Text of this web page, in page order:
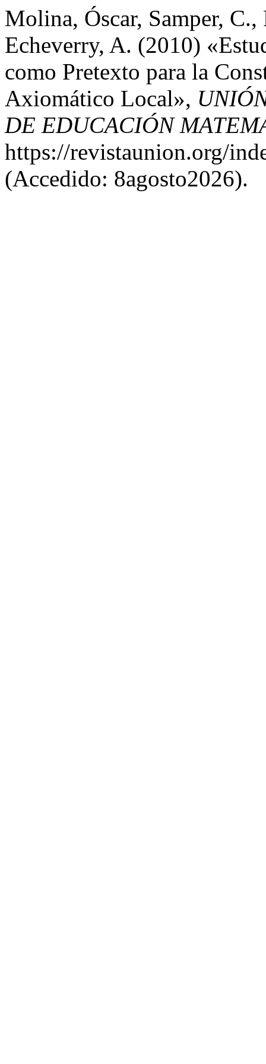
Molina, Óscar, Samper,
Echeverry, A. (2010)
como Pretexto para la
Axiomático Local»,
DE EDUCACIÓN
https://revistaunion.org/
(Accedido: 8agosto2026).